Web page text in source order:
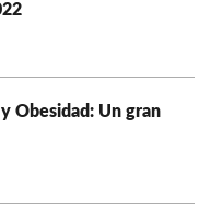
Obesidad: Un gran